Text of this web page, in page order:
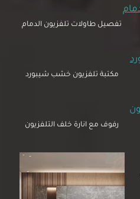
تفصيل طاولات تلفزيون الدمام
مكتبة تلفزيون خشب شيبورد
رفوف مع انارة خلف التلفزيون